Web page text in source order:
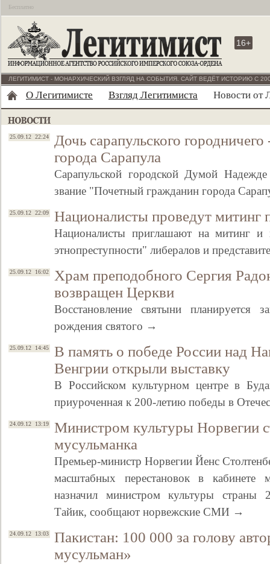
Бесплатно
16+
ЛЕГИТИМИСТ - МОНАРХИЧЕСКИЙ ВЗГЛЯД НА СОБЫТИЯ. САЙТ ВЕДЁТ ИСТОРИЮ С
О Легитимисте Взгляд Легитимиста Новости от
25.09.12 22:24
Дочь cарапульского
города Сарапула
Сарапульской городской Думой
звание "Почетный гражданин города
25.09.12 22:09 Националисты проведут митинг
Националисты приглашают на митинг
этнопреступности" либералов и
25.09.12 16:02
Храм преподобного Сергия
возвращен Церкви
Восстановление святыни
рождения святого →
25.09.12 14:45
В память о победе России над
Венгрии открыли выставку
В Российском культурном центре в
приуроченная к 200-летию победы в
24.09.12 13:19
Министром культуры Норвегии
мусульманка
Премьер-министр Норвегии Йенс
масштабных перестановок в кабинете
назначил министром культуры
Тайик, сообщают норвежские СМИ →
24.09.12 13:03
Пакистан: 100 000 за голову
мусульман»